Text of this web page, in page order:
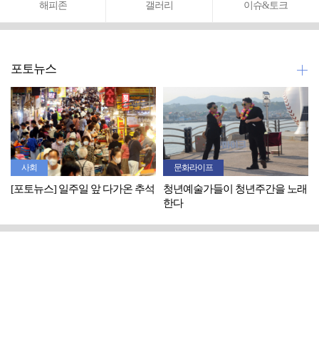
해피존 갤러리 이슈&토크
포토뉴스
사회
[포토뉴스] 일주일 앞 다가온 추석
문화라이프
청년예술가들이 청년주간을 노래
한다